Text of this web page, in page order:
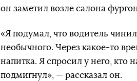
он заметил возле салона
«Я подумал, что водитель
необычного. Через какое-то
напитка. Я спросил у него, кто
подмигнул», — рассказал он.